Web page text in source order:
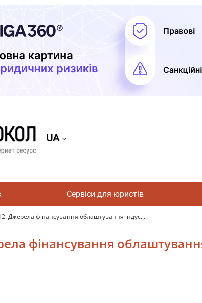
UA
Сервіси для юристів
Джерела фінансування облаштування індус...
фінансування